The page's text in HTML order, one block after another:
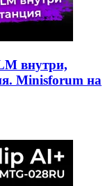
внутри,
Minisforum на